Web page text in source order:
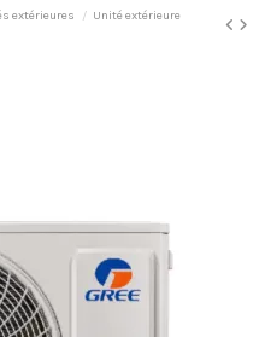
extérieures
Unité extérieure